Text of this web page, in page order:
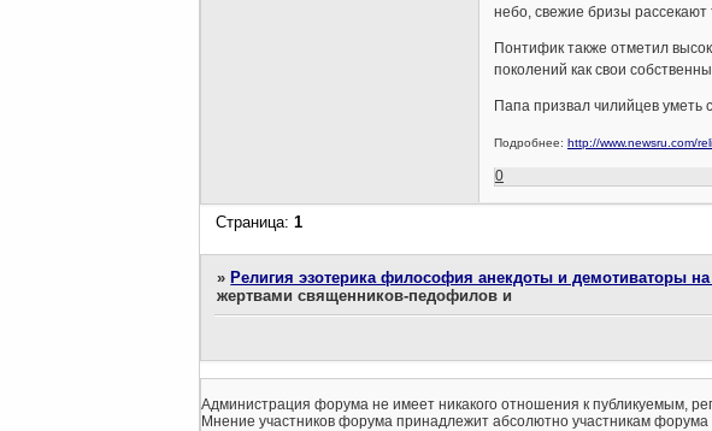
небо, свежие бризы рассекают
Понтифик также отметил
поколений как свои
Папа призвал чилийцев уметь
Подробнее: http://www.newsru.com/
0
Страница:1
» Религия эзотерика философия анекдоты и демотиваторы
жертвами священников-педофилов и
Администрация форума не имеет никакого отношения к публикуемым,
Мнение участников форума принадлежит абсолютно участникам